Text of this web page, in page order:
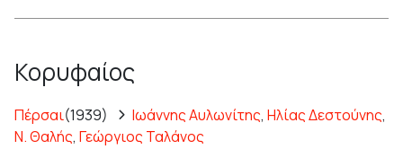
Κορυφαίος
Πέρσαι(1939) Ιωάννης Αυλωνίτης, Ηλίας Δεστούνης,
Ν. Θαλής, Γεώργιος Ταλάνος